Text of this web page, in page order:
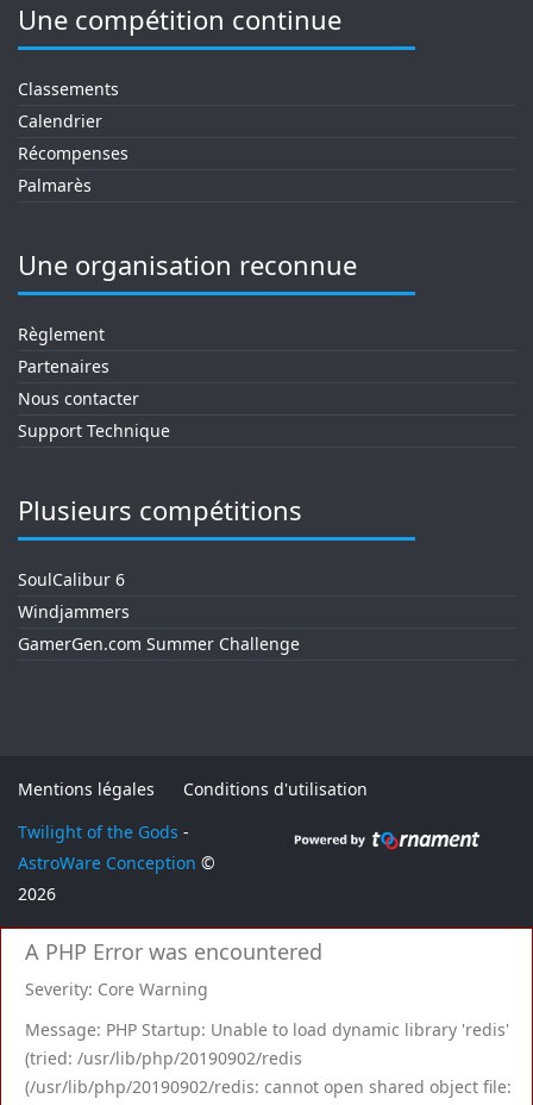
Une compétition continue
Classements
Calendrier
Récompenses
Palmarès
Une organisation reconnue
Règlement
Partenaires
Nous contacter
Support Technique
Plusieurs compétitions
SoulCalibur 6
Windjammers
GamerGen.com Summer Challenge
Mentions légales
Conditions d'utilisation
Twilight of the Gods -
AstroWare Conception ©
2026
A PHP Error was encountered
Severity: Core Warning
Message: PHP Startup: Unable to load dynamic library 'redis'
(tried: /usr/lib/php/20190902/redis
(/usr/lib/php/20190902/redis: cannot open shared object file: